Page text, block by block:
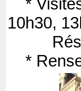
* Visites
10h30,
*